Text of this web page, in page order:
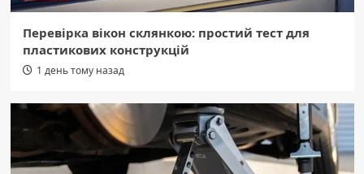
Черкащина: грози, град і шквали –
будьте обережні!
5
Область
Жахлива ДТП на Уманщині: життя
обірвали водії двох автомобілів.
Перевірка вікон склянкою: простий тест для
пластикових конструкцій
1 день тому назад